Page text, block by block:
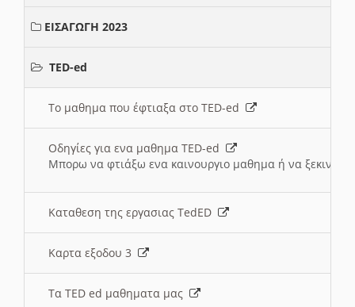
ΕΙΣΑΓΩΓΗ 2023
TED-ed
Το μαθημα που έφτιαξα στο TED-ed
Οδηγίες για ενα μαθημα TED-ed
Μπορω να φτιάξω ενα καινουργιο μαθημα ή να
Καταθεση της εργασιας TedED
Καρτα εξοδου 3
Τα TED ed μαθηματα μας